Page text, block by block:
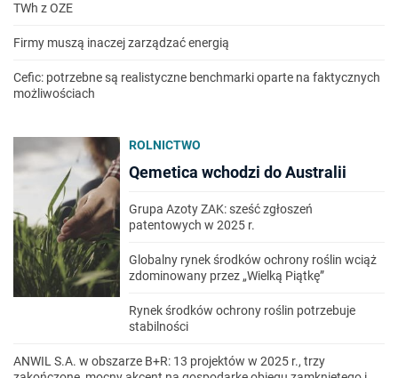
TWh z OZE
Firmy muszą inaczej zarządzać energią
Cefic: potrzebne są realistyczne benchmarki oparte na faktycznych
możliwościach
ROLNICTWO
Qemetica wchodzi do Australii
Grupa Azoty ZAK: sześć zgłoszeń
patentowych w 2025 r.
Globalny rynek środków ochrony roślin wciąż
zdominowany przez „Wielką Piątkę”
Rynek środków ochrony roślin potrzebuje
stabilności
ANWIL S.A. w obszarze B+R: 13 projektów w 2025 r., trzy